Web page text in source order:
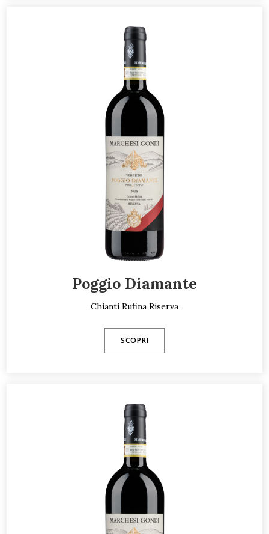
Poggio Diamante
Chianti Rufina Riserva
SCOPRI